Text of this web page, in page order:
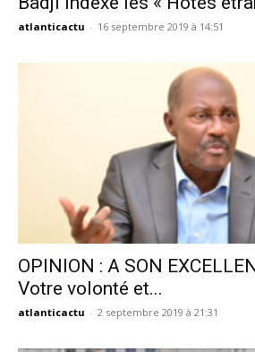
atlanticactu - 16 septembre 2019 à 14:51
OPINION : A SON
Votre volonté et...
atlanticactu - 2 septembre 2019 à 21:31